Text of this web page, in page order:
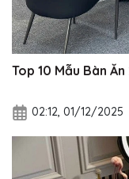
Top 10 Mẫu Bàn
02:12, 01/12/2025